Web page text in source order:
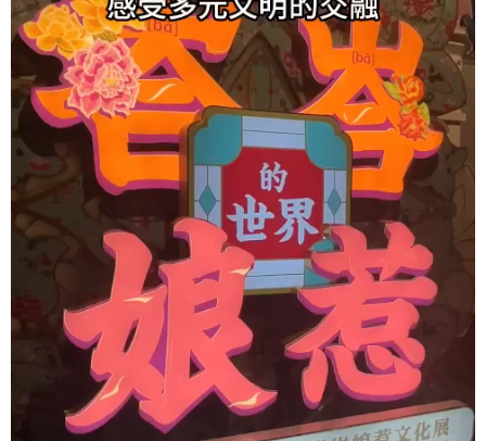
溯源中国 城市 旅游 能源
会展 彩票 娱乐 时尚
悦读 公益 书画 一带一路
上市公司 投教基地
北京 天津 河北 山西
辽宁 吉林 上海 江苏
安徽 福建 江西